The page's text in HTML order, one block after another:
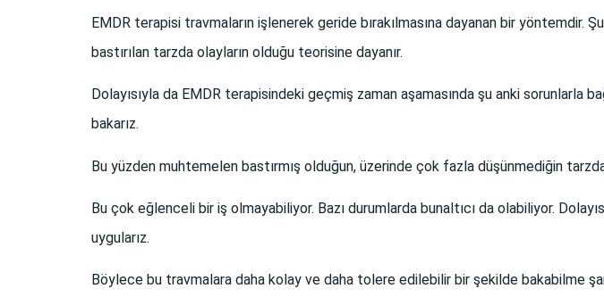
EMDR terapisi travmaların işlenerek geride bırakılmasına dayanan bir yöntemdir.
bastırılan tarzda olayların olduğu teorisine dayanır.
Dolayısıyla da EMDR terapisindeki geçmiş zaman aşamasında şu anki sorunlarla
bakarız.
Bu yüzden muhtemelen bastırmış olduğun, üzerinde çok fazla düşünmediğin
Bu çok eğlenceli bir iş olmayabiliyor. Bazı durumlarda bunaltıcı da olabiliyor.
uygularız.
Böylece bu travmalara daha kolay ve daha tolere edilebilir bir şekilde bakabilme